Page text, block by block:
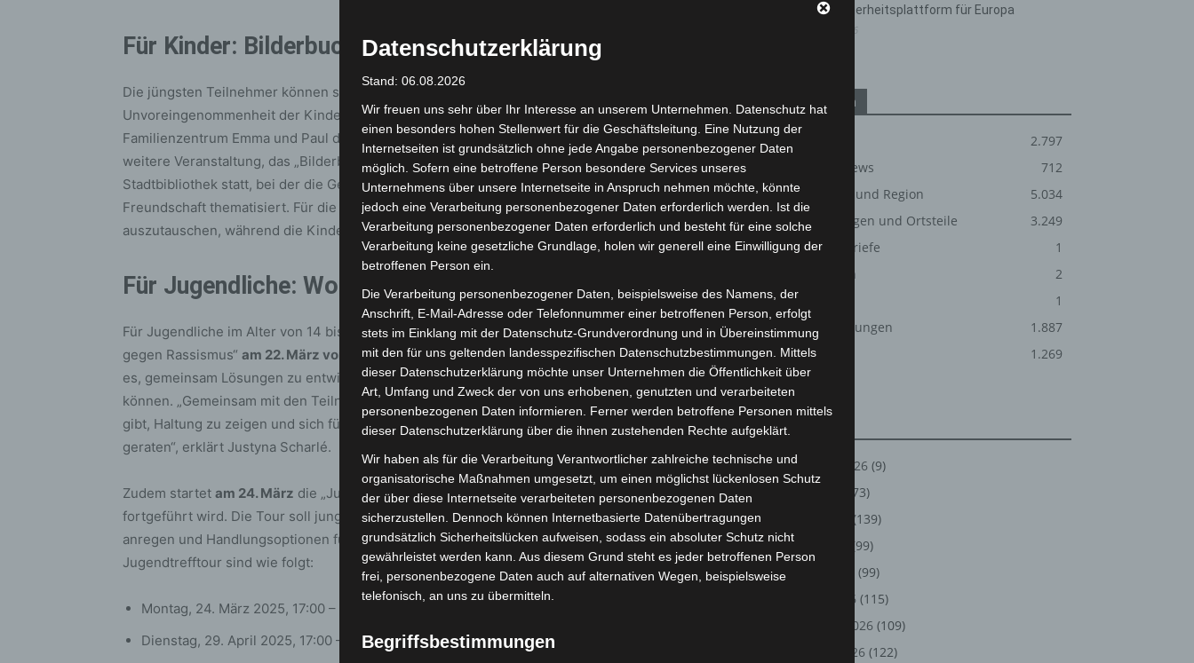
Für Kinder: Bilderbuchkino und Bastelaktionen
Die jüngsten Teilnehmer können sich auf zwei Bilderbuchkinos freuen, die die
Unvoreingenommenheit der Kinder fördern sollen. Am18. März um 17:00 Uhrwird im
Familienzentrum Emma und Paul die Geschichte des bunten Elefanten Elmar vorgelesen. Eine
weitere Veranstaltung, das „Bilderbuchkino of Color“, findet am
21. März
um 16:00 Uhr in der
Stadtbibliothek statt, bei der die Geschichte von „Nelly und die Berlinchen“ die interkulturelle
Freundschaft thematisiert. Für die Eltern gibt es die Möglichkeit, sich im Elterncafé
auszutauschen, während die Kinder zuhören und basteln.
Für Jugendliche: Workshops und Jugendtrefftouren
Für Jugendliche im Alter von 14 bis 27 Jahren wird ein Workshop zum Thema „Haltung zeigen
gegen Rassismus“ am 22. März von 14:00 bis 18:00 Uhrim Haus der Jugend angeboten. Ziel ist
es, gemeinsam Lösungen zu entwickeln, wie Respekt und Fairness im Alltag umgesetzt werden
können. „Gemeinsam mit den Teilnehmenden möchten wir erarbeiten, welche Möglichkeiten es
gibt, Haltung zu zeigen und sich für Respekt und Fairness einzusetzen – ohne in Konflikte zu
geraten“, erklärt Justyna Scharlé.
Zudem startet am 24. März die „Jugendtrefftour“, die in den vier städtischen Jugendtreffs
fortgeführt wird. Die Tour soll junge Menschen zum Austausch über das Thema Rassismus
anregen und Handlungsoptionen für ein respektvolles Miteinander entwickeln. Die Termine der
Jugendtrefftour sind wie folgt:
Montag, 24. März 2025, 17:00 – 20:00 Uhr im Jugendtreff Engelbostel/Schulenburg
Dienstag, 29. April 2025, 17:00 – 20:00 Uhr im Jugendtreff Wiesenau
Cloud-Sicherheitsplattform für Europa
Kategorien
2.797
Corona-News
712
Hannover und Region
5.034
Langenhagen und Ortsteile
3.249
Leserbriefe
1
Menschen
2
Über uns
1
Veranstaltungen
1.887
Welt
1.269
August 2026 (9)
(73)
(139)
(99)
(99)
März 2026 (115)
Februar 2026 (109)
Januar 2026 (122)
Datenschutzerklärung
Stand: 06.08.2026
Wir freuen uns sehr über Ihr Interesse an unserem Unternehmen. Datenschutz hat
einen besonders hohen Stellenwert für die Geschäftsleitung. Eine Nutzung der
Internetseiten ist grundsätzlich ohne jede Angabe personenbezogener Daten
möglich. Sofern eine betroffene Person besondere Services unseres
Unternehmens über unsere Internetseite in Anspruch nehmen möchte, könnte
jedoch eine Verarbeitung personenbezogener Daten erforderlich werden. Ist die
Verarbeitung personenbezogener Daten erforderlich und besteht für eine solche
Verarbeitung keine gesetzliche Grundlage, holen wir generell eine Einwilligung der
betroffenen Person ein.
Die Verarbeitung personenbezogener Daten, beispielsweise des Namens, der
Anschrift, E-Mail-Adresse oder Telefonnummer einer betroffenen Person, erfolgt
stets im Einklang mit der Datenschutz-Grundverordnung und in Übereinstimmung
mit den für uns geltenden landesspezifischen Datenschutzbestimmungen. Mittels
dieser Datenschutzerklärung möchte unser Unternehmen die Öffentlichkeit über
Art, Umfang und Zweck der von uns erhobenen, genutzten und verarbeiteten
personenbezogenen Daten informieren. Ferner werden betroffene Personen mittels
dieser Datenschutzerklärung über die ihnen zustehenden Rechte aufgeklärt.
Wir haben als für die Verarbeitung Verantwortlicher zahlreiche technische und
organisatorische Maßnahmen umgesetzt, um einen möglichst lückenlosen Schutz
der über diese Internetseite verarbeiteten personenbezogenen Daten
sicherzustellen. Dennoch können Internetbasierte Datenübertragungen
grundsätzlich Sicherheitslücken aufweisen, sodass ein absoluter Schutz nicht
gewährleistet werden kann. Aus diesem Grund steht es jeder betroffenen Person
frei, personenbezogene Daten auch auf alternativen Wegen, beispielsweise
telefonisch, an uns zu übermitteln.
Begriffsbestimmungen